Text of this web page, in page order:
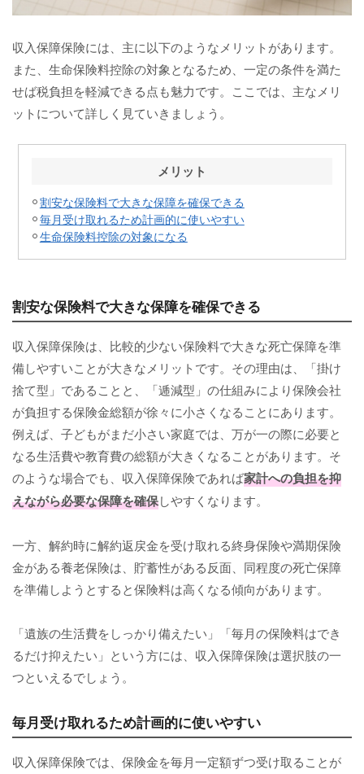
収入保障保険には、主に以下のようなメリットがあります。
また、生命保険料控除の対象となるため、一定の条件を満た
せば税負担を軽減できる点も魅力です。ここでは、主なメリ
ットについて詳しく見ていきましょう。
メリット
割安な保険料で大きな保障を確保できる
毎月受け取れるため計画的に使いやすい
生命保険料控除の対象になる
割安な保険料で大きな保障を確保できる
収入保障保険は、比較的少ない保険料で大きな死亡保障を準
備しやすいことが大きなメリットです。その理由は、「掛け
捨て型」であることと、「逓減型」の仕組みにより保険会社
が負担する保険金総額が徐々に小さくなることにあります。
例えば、子どもがまだ小さい家庭では、万が一の際に必要と
なる生活費や教育費の総額が大きくなることがあります。そ
のような場合でも、収入保障保険であれば家計への負担を抑
えながら必要な保障を確保しやすくなります。
一方、解約時に解約返戻金を受け取れる終身保険や満期保険
金がある養老保険は、貯蓄性がある反面、同程度の死亡保障
を準備しようとすると保険料は高くなる傾向があります。
「遺族の生活費をしっかり備えたい」「毎月の保険料はでき
るだけ抑えたい」という方には、収入保障保険は選択肢の一
つといえるでしょう。
毎月受け取れるため計画的に使いやすい
収入保障保険では、保険金を毎月一定額ずつ受け取ることが